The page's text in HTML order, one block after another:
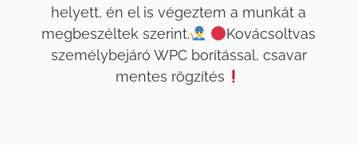
helyett, én el is végeztem a munkát a
megbeszéltek szerint.
Kovácsoltvas
személybejáró WPC borítással, csavar
mentes rögzítés